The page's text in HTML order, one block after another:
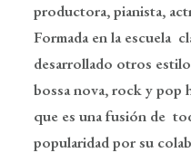
productora, pianista,
Formada en la escuela
desarrollado otros
bossa nova, rock y pop
que es una fusión de
popularidad por su